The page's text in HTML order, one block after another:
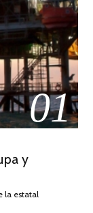
01
y
la estatal